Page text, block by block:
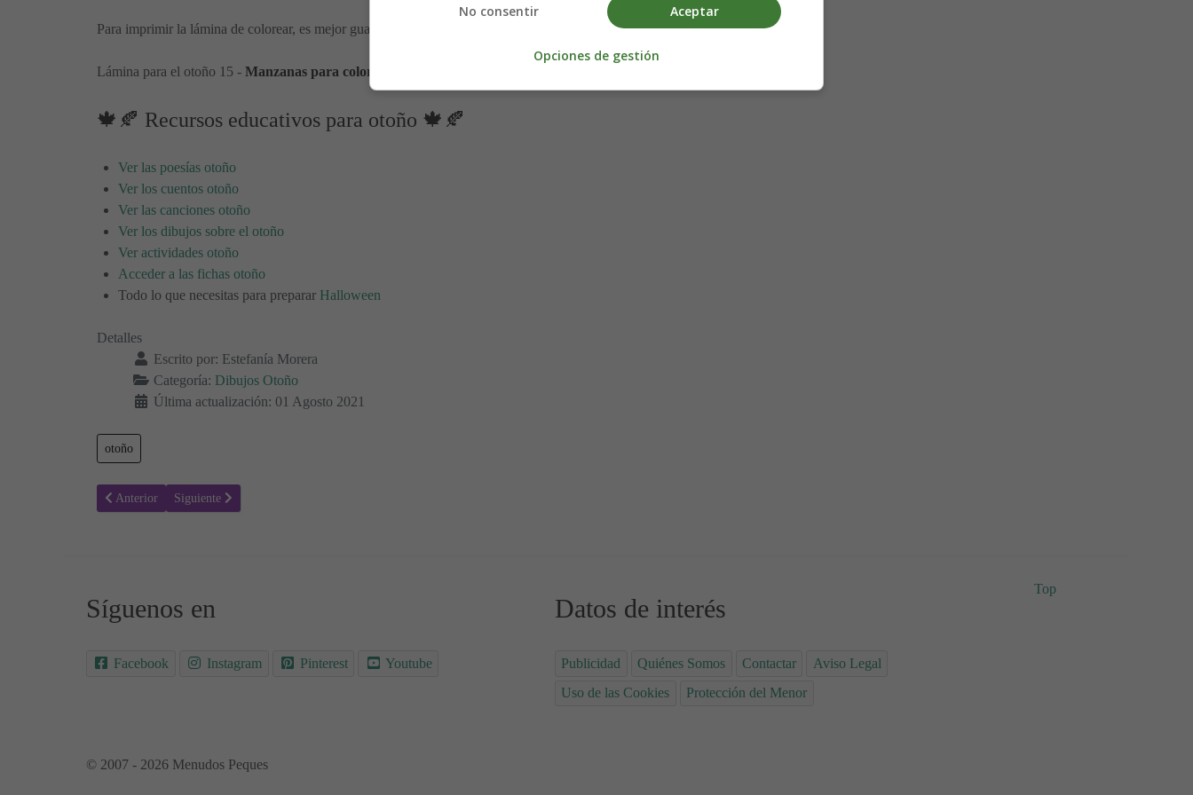
Para imprimir la lámina de colorear, es mejor guardarla primero en el ordenador.
Lámina para el otoño 15 - Manzanas para colorear.
🍁🍂 Recursos educativos para otoño 🍁🍂
Ver las poesías otoño
Ver los cuentos otoño
Ver las canciones otoño
Ver los dibujos sobre el otoño
Ver actividades otoño
Acceder a las fichas otoño
Todo lo que necesitas para preparar Halloween
Detalles
Escrito por: Estefanía Morera
Categoría: Dibujos Otoño
Última actualización: 01 Agosto 2021
otoño
Artículo anterior: Lluvia - Colorear Otoño 14 - Estaciones del Año
Anterior Artículo siguiente: Vendimia, uvas - Colorear Otoño 16 - Estaciones del Año
Siguiente
Síguenos en
Facebook Instagram Pinterest Youtube
Datos de interés
Publicidad Quiénes Somos Contactar
Aviso Legal
Uso de las Cookies
Protección del Menor
Top
© 2007 - 2026 Menudos Peques
Aceptar
No consentir
Opciones de gestión